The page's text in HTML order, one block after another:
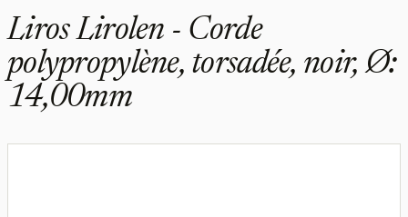
Liros Lirolen - Corde
polypropylène, torsadée, noir, Ø:
14,00mm